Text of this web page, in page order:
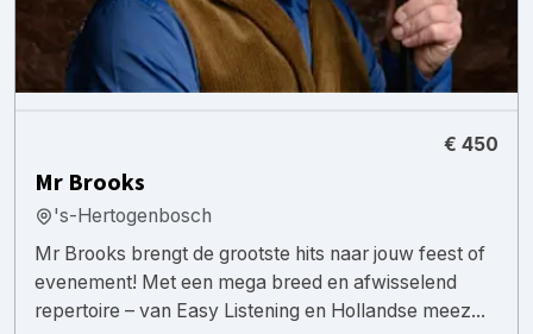
€ 450
Mr Brooks
's-Hertogenbosch
Mr Brooks brengt de grootste hits naar jouw feest of
evenement! Met een mega breed en afwisselend
repertoire – van Easy Listening en Hollandse meez...